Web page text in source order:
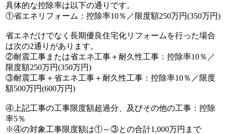
具体的な控除率は以下の通りです。
①省エネリフォーム：控除率10％／限度額250万円(350万円)
省エネだけでなく長期優良住宅化リフォームを行った場合
は次の2通りがあります。
②耐震工事または省エネ工事＋耐久性工事：控除率10％／
限度額250万円(350万円)
③耐震工事＋省エネ工事＋耐久性工事：控除率10％／限度
額500万円(600万円)
④上記工事の工事限度額超過分、及びその他の工事：控除
率5％
※④の対象工事限度額は①～③との合計1,000万円まで